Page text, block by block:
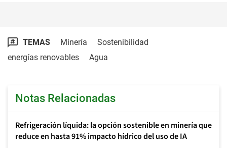
TEMAS Minería
Sostenibilidad
energías renovables
Agua
Notas Relacionadas
Refrigeración líquida: la opción sostenible en minería que
reduce en hasta 91% impacto hídrico del uso de IA